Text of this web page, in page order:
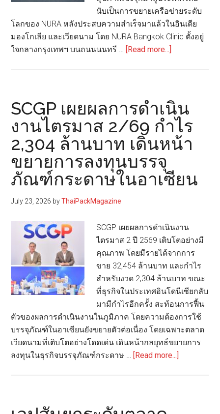
เกม
การ
แข่งขัน
รับ
ต้นทุน
ออก
อาหาร
ไทย
โต
นับเป็นการขยายเครือข่ายระดับ
โลกของ NURA หลังประสบความสำเร็จมาแล้วในอินเดีย
มองโกเลีย และเวียดนาม โดย NURA Bangkok Clinic ตั้งอยู่
ใจกลางกรุงเทพฯ บนถนนนนทรี …
[Read more...]
เค
เอช
เปิด
ตัว
“NURA”
คลินิก
กรอง
สุขภาพ
ใน
กรุงเทพ
SCGP เผยผลการดำเนิน
งานไตรมาส 2/69 กำไร
2,304 ล้านบาท เดินหน้า
ขยายการลงทุนบรรจุ
ภัณฑ์กระดาษในอาเซียน
July 23, 2026 byThaiPackMagazine
SCGP เผยผลการดำเนินงาน
ไตรมาส 2 ปี 2569 เติบโตอย่างมี
คุณภาพ โดยมีรายได้จากการ
ขาย 32,454 ล้านบาท และกำไร
สำหรับงวด 2,304 ล้านบาท ขณะ
ที่ธุรกิจในประเทศอินโดนีเซียกลับ
มามีกำไรอีกครั้ง สะท้อนการฟื้น
ตัวของผลการดำเนินงานในภูมิภาค โดยความต้องการใช้
บรรจุภัณฑ์ในอาเซียนยังขยายตัวต่อเนื่อง โดยเฉพาะตลาด
เวียดนามที่เติบโตอย่างโดดเด่น เดินหน้ากลยุทธ์ขยายการ
ลงทุนในธุรกิจบรรจุภัณฑ์กระดาษ …
[Read more...]